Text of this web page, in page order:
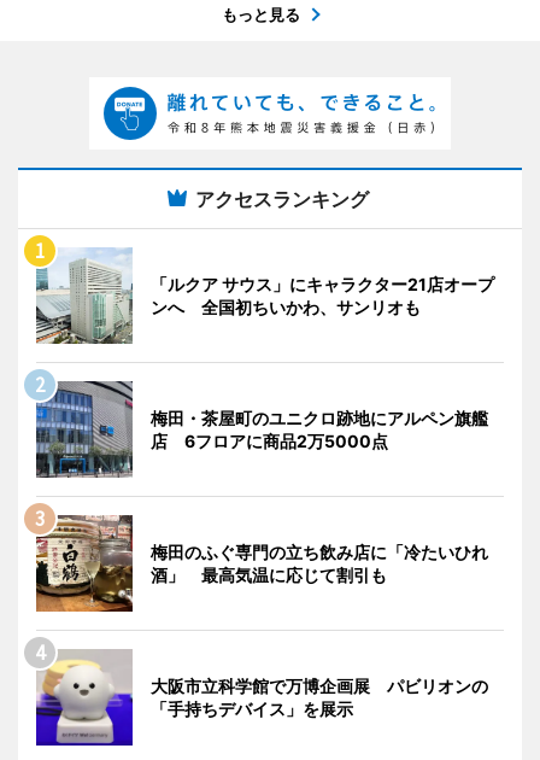
もっと見る
アクセスランキング
「ルクア サウス」にキャラクター21店オープ
ンへ 全国初ちいかわ、サンリオも
梅田・茶屋町のユニクロ跡地にアルペン旗艦
店 6フロアに商品2万5000点
梅田のふぐ専門の立ち飲み店に「冷たいひれ
酒」 最高気温に応じて割引も
大阪市立科学館で万博企画展 パビリオンの
「手持ちデバイス」を展示